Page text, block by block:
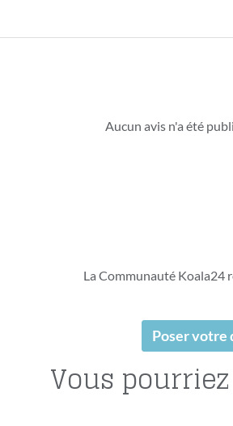
Aucun avis n'a été
La Communauté Koala24
Poser votre
Vous